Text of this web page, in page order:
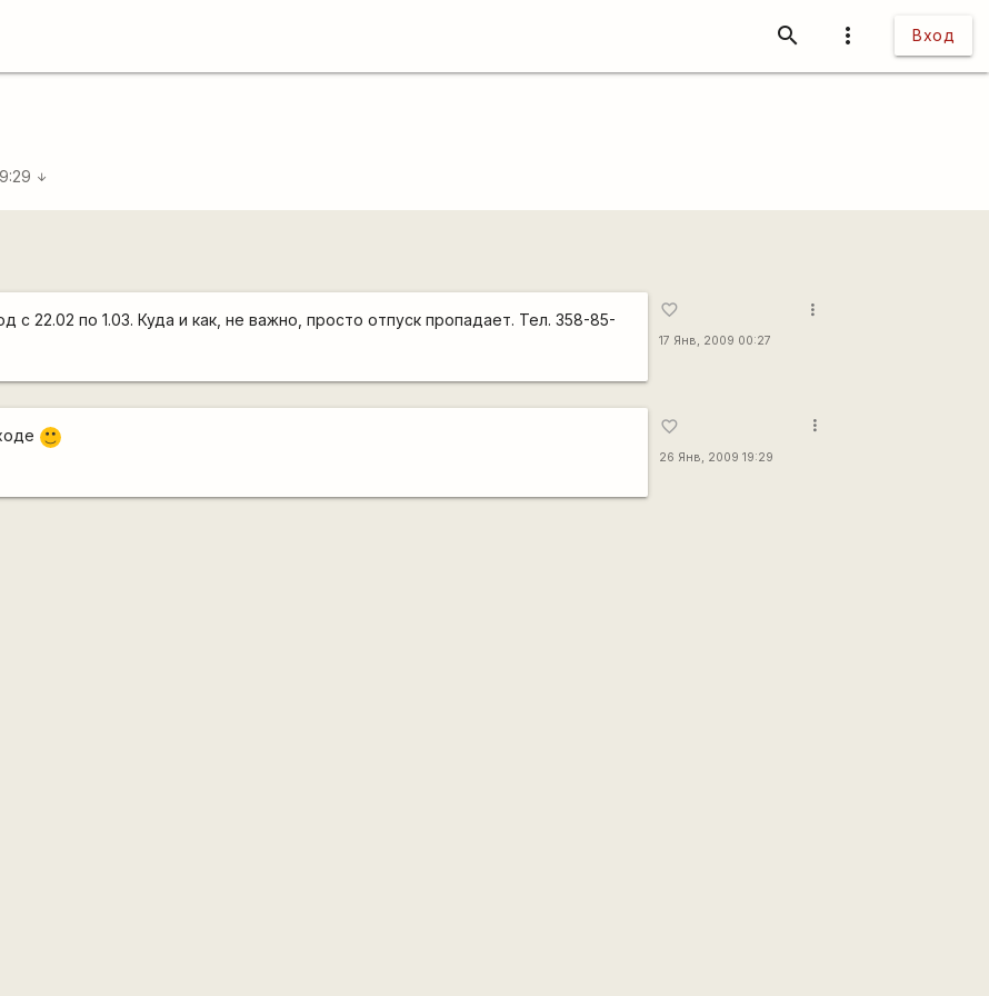
more_vert Вход
search
arrow_downward
с 22.02 по 1.03. Куда и как, не важно, просто отпуск пропадает. Тел. 358-85-
favorite_border
17 Янв, 2009 00:27
more_vert
:)
favorite_border
26 Янв, 2009 19:29
more_vert